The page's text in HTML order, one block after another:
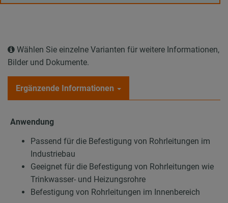
Wählen Sie einzelne Varianten für weitere Informationen,
Bilder und Dokumente.
Ergänzende Informationen
Anwendung
Passend für die Befestigung von Rohrleitungen im
Industriebau
Geeignet für die Befestigung von Rohrleitungen wie
Trinkwasser- und Heizungsrohre
Befestigung von Rohrleitungen im Innenbereich